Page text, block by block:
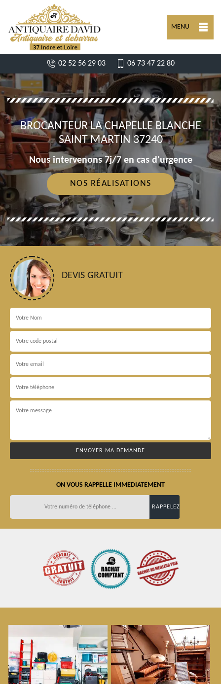
MENU
02 52 56 29 03 06 73 47 22 80
BROCANTEUR LA CHAPELLE BLANCHE
SAINT MARTIN 37240
Nous intervenons 7j/7 en cas d'urgence
NOS RÉALISATIONS
DEVIS GRATUIT
ON VOUS RAPPELLE IMMEDIATEMENT